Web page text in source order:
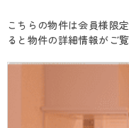
こちらの物件は会員様限
ると物件の詳細情報がご